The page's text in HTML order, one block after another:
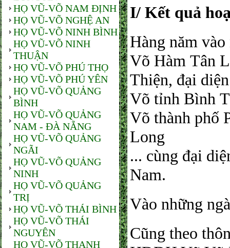
HỌ VŨ-VÕ NAM ĐỊNH
HỌ VŨ-VÕ NGHỆ AN
HỌ VŨ-VÕ NINH BÌNH
HỌ VŨ-VÕ NINH
THUẬN
HỌ VŨ-VÕ PHÚ THỌ
HỌ VŨ-VÕ PHÚ YÊN
HỌ VŨ-VÕ QUẢNG
BÌNH
HỌ VŨ-VÕ QUẢNG
NAM - ĐÀ NẴNG
HỌ VŨ-VÕ QUẢNG
NGÃI
HỌ VŨ-VÕ QUẢNG
NINH
HỌ VŨ-VÕ QUẢNG
TRỊ
HỌ VŨ-VÕ THÁI BÌNH
HỌ VŨ-VÕ THÁI
NGUYÊN
HỌ VŨ-VÕ THANH
I/ Kết quả
Hàng năm
Võ Hàm Tân
Thiện, đại
Võ tỉnh Bình
Võ thành phố
Long
... cùng đại
Nam.
Vào những
Cũng theo